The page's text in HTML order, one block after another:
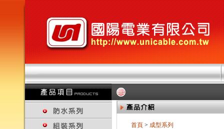
首頁 > 成型系列